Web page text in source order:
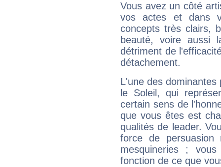
Vous avez un côté
vos actes et dans
concepts très clairs,
beauté, voire aussi
détriment de
détachement.
L'une des
le Soleil, qui
certain sens de
que vous êtes est
qualités de leader.
force de
mesquineries ;
fonction de ce que